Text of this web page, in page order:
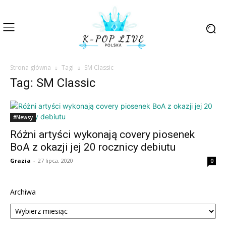
Strona główna Tagi SM Classic
Tag: SM Classic
#Newsy
Różni artyści wykonają covery piosenek
BoA z okazji jej 20 rocznicy debiutu
Grazia - 27 lipca, 2020 0
Archiwa